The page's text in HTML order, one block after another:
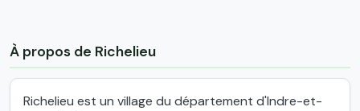
À propos de Richelieu
Richelieu est un village du département d'Indre-et-